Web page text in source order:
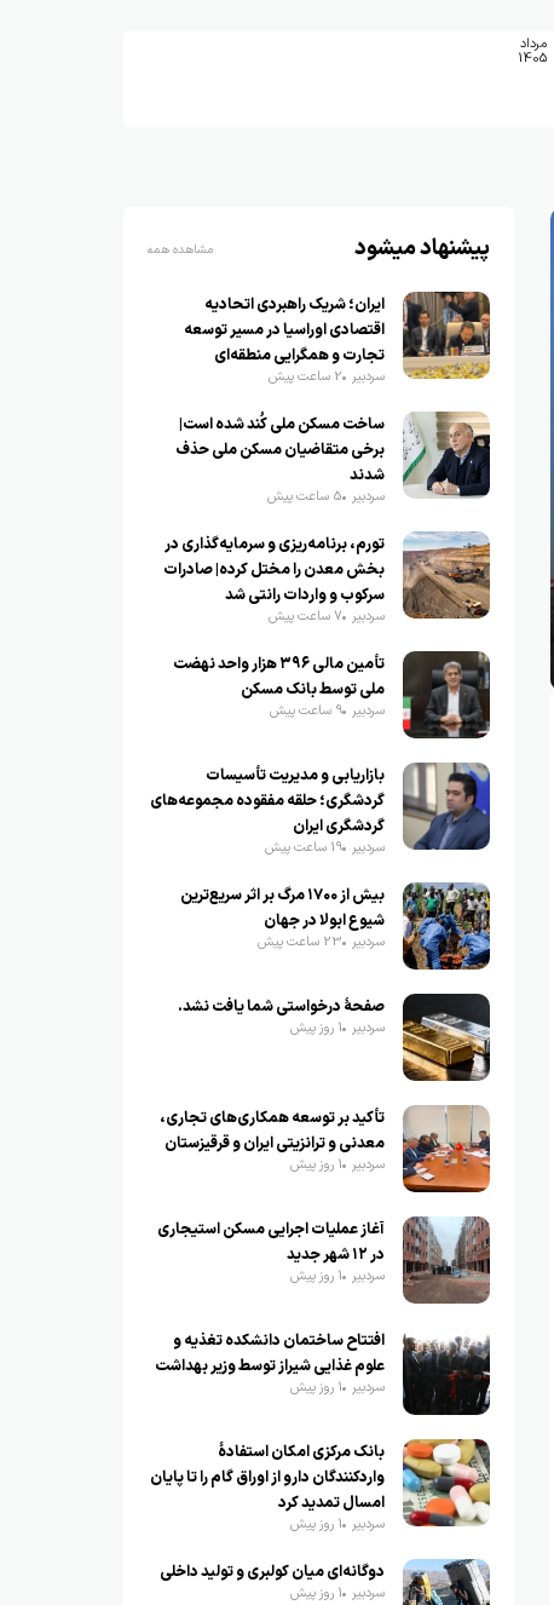
مرداد
1405
پیشنهاد میشود مشاهده همه
ایران؛ شریک راهبردی اتحادیه
اقتصادی اوراسیا در مسیر توسعه
تجارت و همگرایی منطقه‌ای
سردبیر 2 ساعت پیش
ساخت مسکن ملی کُند شده است|
برخی متقاضیان مسکن ملی حذف
شدند
سردبیر 5 ساعت پیش
تورم، برنامه‌ریزی و سرمایه‌گذاری در
بخش معدن را مختل کرده| صادرات
سرکوب و واردات رانتی شد
سردبیر 7 ساعت پیش
تأمین مالی ۳۹۶ هزار واحد نهضت
ملی توسط بانک مسکن
سردبیر 9 ساعت پیش
بازاریابی و مدیریت تأسیسات
گردشگری؛ حلقه مفقوده مجموعه‌های
گردشگری ایران
سردبیر 19 ساعت پیش
بیش از ۱۷۰۰ مرگ بر اثر سریع‌ترین
شیوع ابولا در جهان
سردبیر 23 ساعت پیش
صفحهٔ درخواستی شما یافت نشد.
سردبیر 1 روز پیش
تأکید بر توسعه همکاری‌های تجاری،
معدنی و ترانزیتی ایران و قرقیزستان
سردبیر 1 روز پیش
آغاز عملیات اجرایی مسکن استیجاری
در ۱۲ شهر جدید
سردبیر 1 روز پیش
افتتاح ساختمان دانشکده تغذیه و
علوم غذایی شیراز توسط وزیر بهداشت
سردبیر 1 روز پیش
بانک مرکزی امکان استفادۀ
واردکنندگان دارو از اوراق گام را تا پایان
امسال تمدید کرد
سردبیر 1 روز پیش
دوگانه‌ای میان کولبری و تولید داخلی
سردبیر 1 روز پیش